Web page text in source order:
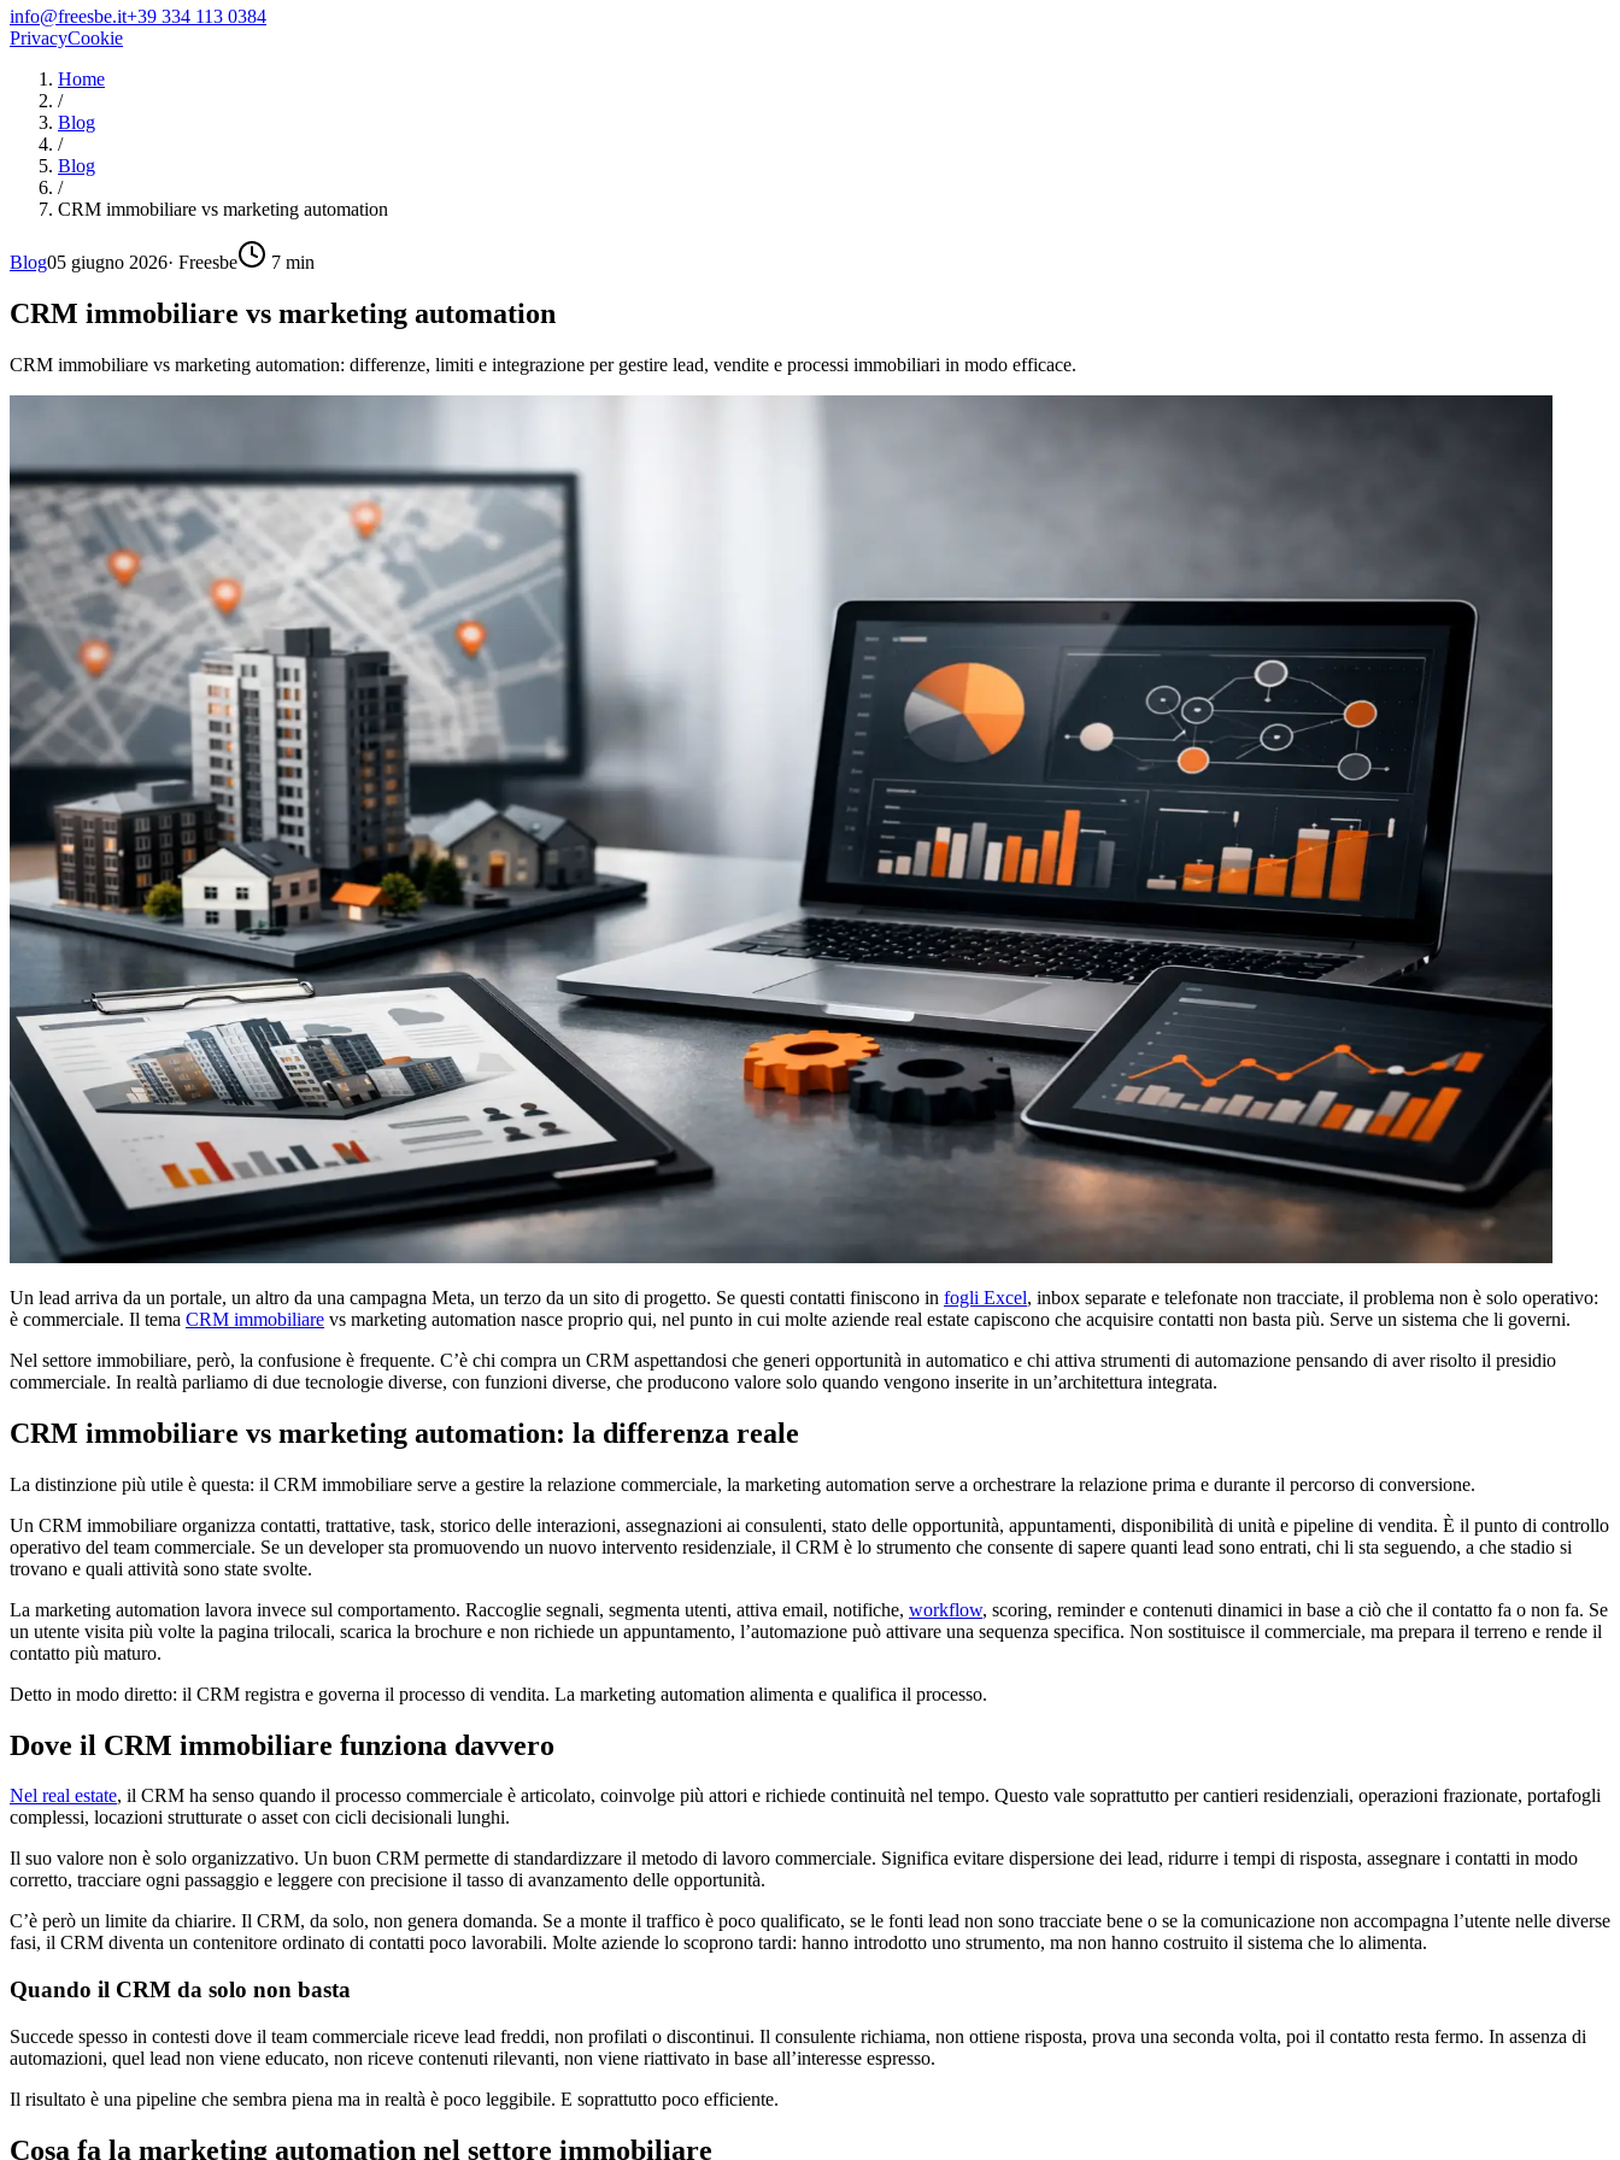
info@freesbe.it+39 334 113 0384
PrivacyCookie
Home
/
Blog
/
Blog
/
CRM immobiliare vs marketing automation
Blog05 giugno 2026· Freesbe 7 min
CRM immobiliare vs marketing automation
CRM immobiliare vs marketing automation: differenze, limiti e integrazione per gestire lead, vendite e processi immobiliari in modo efficace.
Un lead arriva da un portale, un altro da una campagna Meta, un terzo da un sito di progetto. Se questi contatti finiscono in fogli Excel, inbox separate e telefonate non tracciate, il problema non è solo operativo:
è commerciale. Il tema CRM immobiliare vs marketing automation nasce proprio qui, nel punto in cui molte aziende real estate capiscono che acquisire contatti non basta più. Serve un sistema che li governi.
Nel settore immobiliare, però, la confusione è frequente. C’è chi compra un CRM aspettandosi che generi opportunità in automatico e chi attiva strumenti di automazione pensando di aver risolto il presidio
commerciale. In realtà parliamo di due tecnologie diverse, con funzioni diverse, che producono valore solo quando vengono inserite in un’architettura integrata.
CRM immobiliare vs marketing automation: la differenza reale
La distinzione più utile è questa: il CRM immobiliare serve a gestire la relazione commerciale, la marketing automation serve a orchestrare la relazione prima e durante il percorso di conversione.
Un CRM immobiliare organizza contatti, trattative, task, storico delle interazioni, assegnazioni ai consulenti, stato delle opportunità, appuntamenti, disponibilità di unità e pipeline di vendita. È il punto di controllo
operativo del team commerciale. Se un developer sta promuovendo un nuovo intervento residenziale, il CRM è lo strumento che consente di sapere quanti lead sono entrati, chi li sta seguendo, a che stadio si
trovano e quali attività sono state svolte.
La marketing automation lavora invece sul comportamento. Raccoglie segnali, segmenta utenti, attiva email, notifiche, workflow, scoring, reminder e contenuti dinamici in base a ciò che il contatto fa o non fa. Se
un utente visita più volte la pagina trilocali, scarica la brochure e non richiede un appuntamento, l’automazione può attivare una sequenza specifica. Non sostituisce il commerciale, ma prepara il terreno e rende il
contatto più maturo.
Detto in modo diretto: il CRM registra e governa il processo di vendita. La marketing automation alimenta e qualifica il processo.
Dove il CRM immobiliare funziona davvero
Nel real estate, il CRM ha senso quando il processo commerciale è articolato, coinvolge più attori e richiede continuità nel tempo. Questo vale soprattutto per cantieri residenziali, operazioni frazionate, portafogli
complessi, locazioni strutturate o asset con cicli decisionali lunghi.
Il suo valore non è solo organizzativo. Un buon CRM permette di standardizzare il metodo di lavoro commerciale. Significa evitare dispersione dei lead, ridurre i tempi di risposta, assegnare i contatti in modo
corretto, tracciare ogni passaggio e leggere con precisione il tasso di avanzamento delle opportunità.
C’è però un limite da chiarire. Il CRM, da solo, non genera domanda. Se a monte il traffico è poco qualificato, se le fonti lead non sono tracciate bene o se la comunicazione non accompagna l’utente nelle diverse
fasi, il CRM diventa un contenitore ordinato di contatti poco lavorabili. Molte aziende lo scoprono tardi: hanno introdotto uno strumento, ma non hanno costruito il sistema che lo alimenta.
Quando il CRM da solo non basta
Succede spesso in contesti dove il team commerciale riceve lead freddi, non profilati o discontinui. Il consulente richiama, non ottiene risposta, prova una seconda volta, poi il contatto resta fermo. In assenza di
automazioni, quel lead non viene educato, non riceve contenuti rilevanti, non viene riattivato in base all’interesse espresso.
Il risultato è una pipeline che sembra piena ma in realtà è poco leggibile. E soprattutto poco efficiente.
Cosa fa la marketing automation nel settore immobiliare